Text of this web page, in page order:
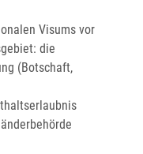
Visums vor
die
(Botschaft,